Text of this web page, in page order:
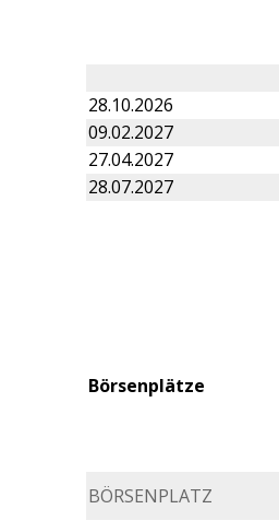
28.10.2026
09.02.2027
27.04.2027
28.07.2027
Börsenplätze
BÖRSENPLATZ